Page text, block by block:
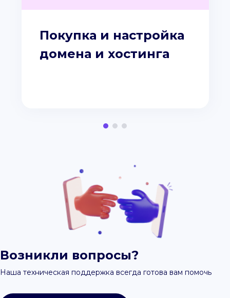
Покупка и настройка
домена и хостинга
Возникли вопросы?
Наша техническая поддержка всегда готова вам помочь